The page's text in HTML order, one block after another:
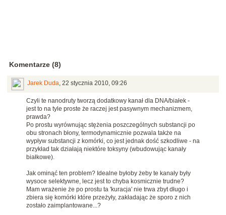
Komentarze (8)
Jarek Duda, 22 stycznia 2010, 09:26
Czyli te nanodruty tworzą dodatkowy kanał dla DNA/białek -
jest to na tyle proste że raczej jest pasywnym mechanizmem,
prawda?
Po prostu wyrównując stężenia poszczególnych substancji po
obu stronach błony, termodynamicznie pozwala także na
wypływ substancji z komórki, co jest jednak dość szkodliwe - na
przykład tak działają niektóre toksyny (wbudowując kanały
białkowe).
Jak ominąć ten problem? Idealne byłoby żeby te kanały były
wysoce selektywne, lecz jest to chyba kosmicznie trudne?
Mam wrażenie że po prostu ta 'kuracja' nie trwa zbyt długo i
zbiera się komórki które przeżyły, zakładając że sporo z nich
zostało zaimplantowane...?